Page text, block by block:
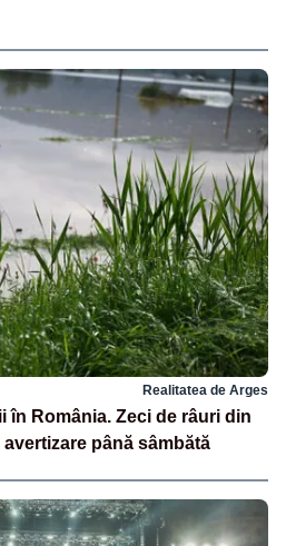
Realitatea de Arges
în România. Zeci de râuri din
până sâmbătă